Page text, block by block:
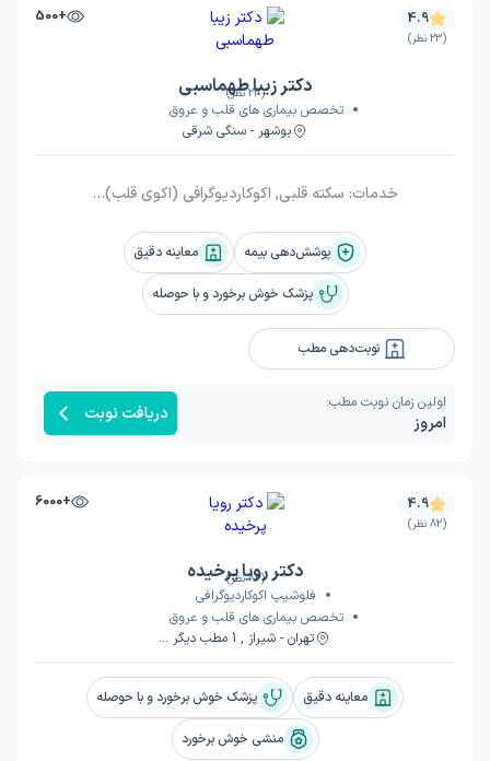
(23 نظر)
+500 4.9
(23 نظر)
دکتر زیبا طهماسبی
تخصص بیماری های قلب و عروق
بوشهر - سنگی شرقی
خدمات: سکته قلبی, اکوکاردیوگرافی (اکوی قلب), نصب هولتر قلب, واریس, حمله قلبی, نارسایی‌ قلبی, دریچه آیورت, هیپرکلسترولمی, دکسترو جابجایی عروق بزرگ (DTGA), پاره شدن (دیسکسیون حاد) آیورت, مجرای شریانی بازPDA, نقص سپتوم دهلیزی, روماتیسم قلبی, تترالوژی فالوت, آریتمی قلب, نوار قلبی, ویزیت, درد قفسه سینه (آنژین), تنگی دریچه آیورت, تصلب شرایین (آترواسکلروز), تپش قلب بالا (تاکی کاردی), اسپاسم قلب, آمبولی پا, آمبولی قلب
پوشش‌دهی بیمه معاینه دقیق
پزشک خوش برخورد و با حوصله
نوبت‌دهی مطب
اولین زمان نوبت مطب:
امروز دریافت نوبت
(82 نظر)
+6000 4.9
(82 نظر)
دکتر رویا پرخیده
فلوشیپ اکوکاردیوگرافی
تخصص بیماری های قلب و عروق
تهران - شیراز , 1 مطب دیگر ...
معاینه دقیق پزشک خوش برخورد و با حوصله
منشی خوش برخورد